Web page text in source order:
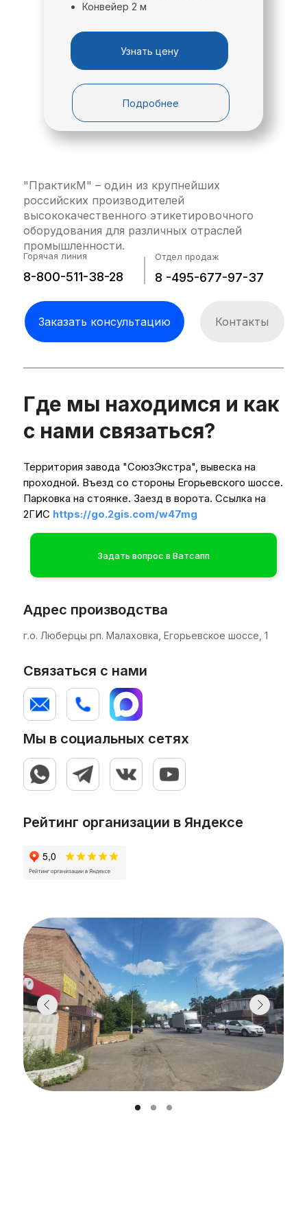
Рама на конструкционном алюминиевом
профиле позволяет облегчить регулировку
оборудования и обеспечивает модульность
самой машины: установка при
необходимости дополнительных узлов не
Система регулировки положения
аппликатора (стойка) позволяет точно
относительно конвейерной системы и
обеспечить качественное нанесение
этикетки.
Линейный обкатчик обеспечивает
качественное нанесение одной сегментной
или круговой этикетки не замедляя при
этом поток, что позволяет достичь
максимальных показателей
производительности.
Скачать опросный лист
Конвейер 2 м
Узнать цену
Подробнее
Заказать консультацию Контакты
"ПрактикМ" – один из крупнейших
российских производителей
высококачественного этикетировочного
оборудования для различных отраслей
промышленности.
Горячая линия Отдел продаж
8-800-511-38-28 8 -495-677-97-37
Территория завода "СоюзЭкстра", вывеска на
проходной. Въезд со стороны Егорьевского шоссе.
Парковка на стоянке. Заезд в ворота. Ссылка на
2ГИС https://go.2gis.com/w47mg
Где мы находимся и как
с нами связаться?
Мы в социальных сетях
Связаться с нами
Рейтинг организации в Яндексе
г.о. Люберцы рп. Малаховка, Егорьевское шоссе, 1
Адрес производства
Задать вопрос в Ватсапп